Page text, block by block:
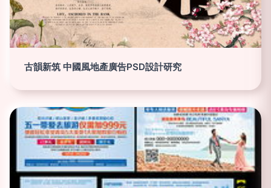
古韻新筑 中國風地產廣告PSD設計研究